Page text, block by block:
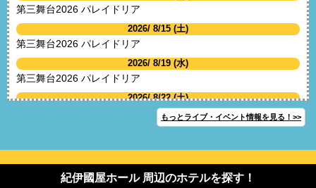
第三舞台2026 パレイドリア
2026/ 8/15 (土)
第三舞台2026 パレイドリア
2026/ 8/19 (水)
第三舞台2026 パレイドリア
2026/ 8/22 (土)
2026/ 8/28 (金)
第三舞台2026 パレイドリア
もっとライブ・イベント情報を見る！>>
紀伊國屋ホール 周辺のホテルを探す！